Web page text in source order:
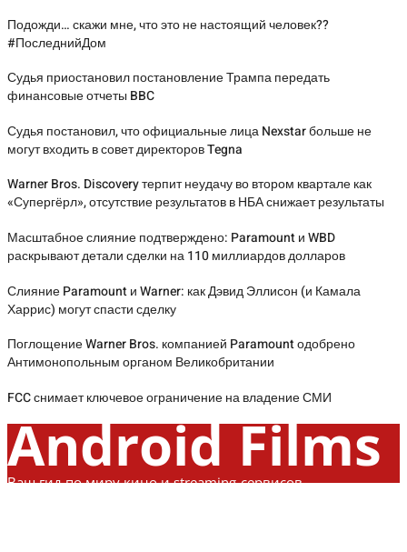
Подожди… скажи мне, что это не настоящий человек??
#ПоследнийДом
Судья приостановил постановление Трампа передать
финансовые отчеты BBC
Судья постановил, что официальные лица Nexstar больше не
могут входить в совет директоров Tegna
Warner Bros. Discovery терпит неудачу во втором квартале как
«Супергёрл», отсутствие результатов в НБА снижает результаты
Масштабное слияние подтверждено: Paramount и WBD
раскрывают детали сделки на 110 миллиардов долларов
Слияние Paramount и Warner: как Дэвид Эллисон (и Камала
Харрис) могут спасти сделку
Поглощение Warner Bros. компанией Paramount одобрено
Антимонопольным органом Великобритании
FCC снимает ключевое ограничение на владение СМИ
Android Films
Ваш гид по миру кино и streaming-сервисов